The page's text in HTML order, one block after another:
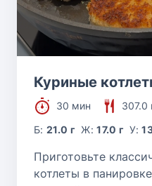
Куриные
30 мин
307.0
Б:21.0 г Ж:17.0 г У:
Приготовьте
котлеты в